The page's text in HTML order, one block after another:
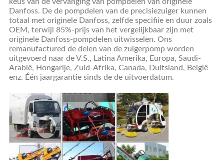
Danfoss. De de pompdelen van de precisiezuiger kunnen
totaal met originele Danfoss, zelfde specifiie en duur zoals
OEM, terwijl 85%-prijs van het vergelijkbaar zijn met
originele Danfoss-pompdelen uitwisselen. Ons
remanufactured de delen van de zuigerpomp worden
uitgevoerd naar de V.S., Latina Amerika, Europa, Saudi-
Arabië, Hongarije, Zuid-Afrika, Canada, Duitsland, België
enz. Één jaargarantie sinds de de uitvoerdatum.